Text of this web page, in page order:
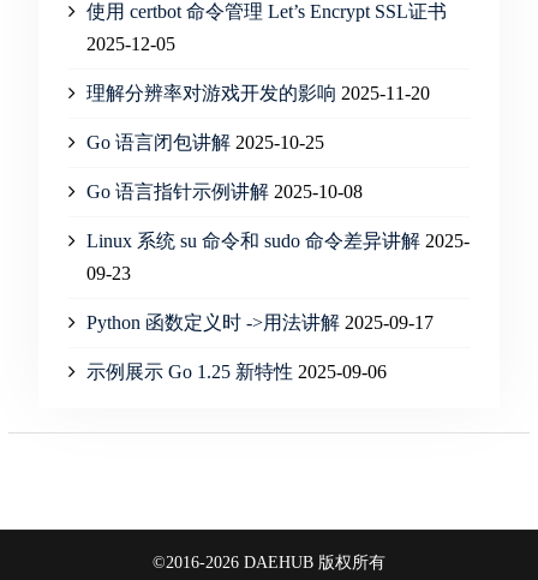
使用 certbot 命令管理 Let’s Encrypt SSL证书
2025-12-05
理解分辨率对游戏开发的影响 2025-11-20
Go 语言闭包讲解 2025-10-25
Go 语言指针示例讲解 2025-10-08
Linux 系统 su 命令和 sudo 命令差异讲解 2025-
09-23
Python 函数定义时 ->用法讲解 2025-09-17
示例展示 Go 1.25 新特性 2025-09-06
©2016-2026 DAEHUB 版权所有